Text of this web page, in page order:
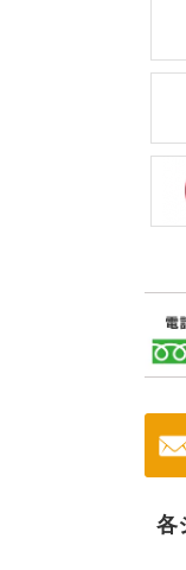
各
ディー
ムートン